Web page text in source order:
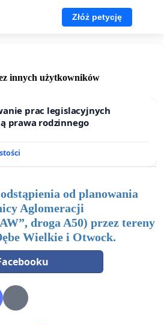
Złóż petycję
innych użytkowników
prac legislacyjnych
prawa rodzinnego
od planowania
Aglomeracji
droga A50) przez tereny
Wielkie i Otwock.